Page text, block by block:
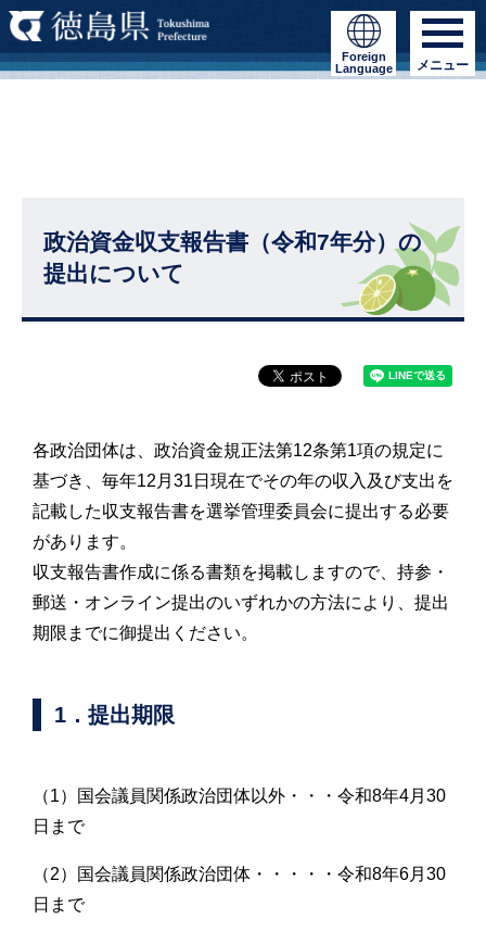
Foreign
Language
メニュー
政治資金収支報告書（令和7年分）の
提出について
各政治団体は、政治資金規正法第12条第1項の規定に
基づき、毎年12月31日現在でその年の収入及び支出を
記載した収支報告書を選挙管理委員会に提出する必要
があります。
収支報告書作成に係る書類を掲載しますので、持参・
郵送・オンライン提出のいずれかの方法により、提出
期限までに御提出ください。
1．提出期限
（1）国会議員関係政治団体以外・・・令和8年4月30
日まで
（2）国会議員関係政治団体・・・・・令和8年6月30
日まで